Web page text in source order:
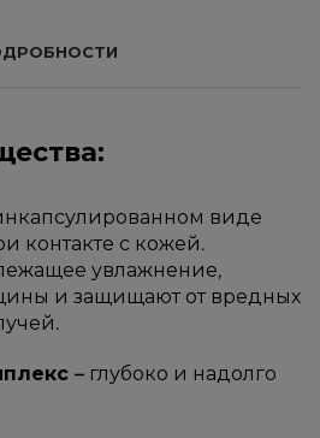
виде
контакте с кожей.
увлажнение,
и защищают от вредных
– глубоко и надолго